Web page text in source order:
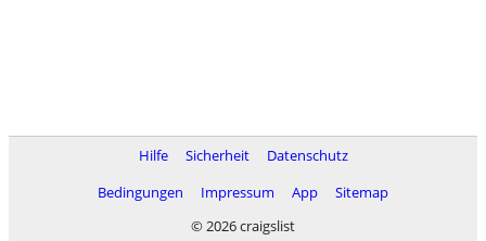
Hilfe Sicherheit
Datenschutz
Bedingungen
Impressum App
Sitemap
© 2026 craigslist